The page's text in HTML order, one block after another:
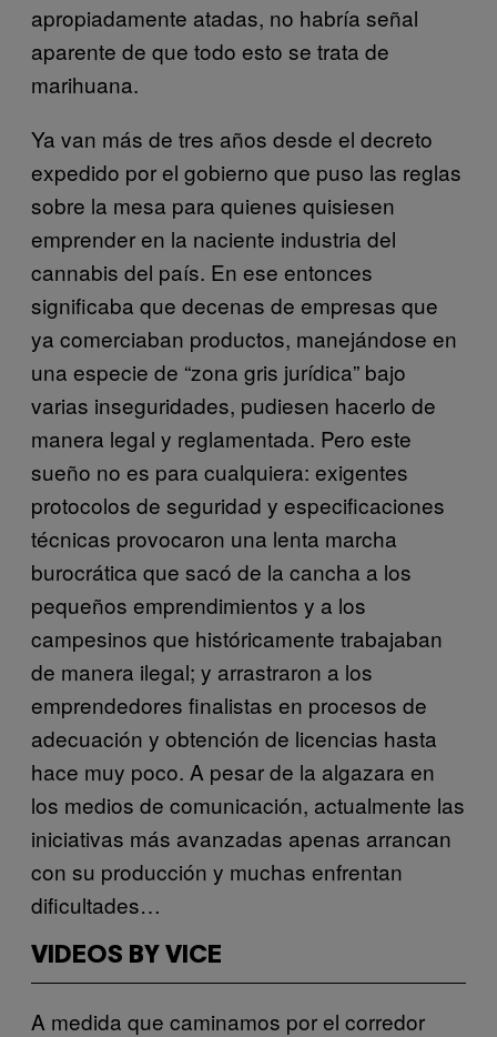
apropiadamente atadas, no habría señal
aparente de que todo esto se trata de
marihuana.
Ya van más de tres años desde el decreto
expedido por el gobierno que puso las reglas
sobre la mesa para quienes quisiesen
emprender en la naciente industria del
cannabis del país. En ese entonces
significaba que decenas de empresas que
ya comerciaban productos, manejándose en
una especie de “zona gris jurídica” bajo
varias inseguridades, pudiesen hacerlo de
manera legal y reglamentada. Pero este
sueño no es para cualquiera: exigentes
protocolos de seguridad y especificaciones
técnicas provocaron una lenta marcha
burocrática que sacó de la cancha a los
pequeños emprendimientos y a los
campesinos que históricamente trabajaban
de manera ilegal; y arrastraron a los
emprendedores finalistas en procesos de
adecuación y obtención de licencias hasta
hace muy poco. A pesar de la algazara en
los medios de comunicación, actualmente las
iniciativas más avanzadas apenas arrancan
con su producción y muchas enfrentan
dificultades…
VIDEOS BY VICE
A medida que caminamos por el corredor